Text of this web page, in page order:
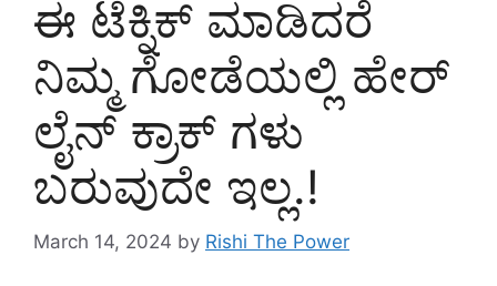
ಈ ಟೆಕ್ನಿಕ್ ಮಾಡಿದರೆ
ನಿಮ್ಮ ಗೋಡೆಯಲ್ಲಿ ಹೇರ್
ಲೈನ್ ಕ್ರಾಕ್ ಗಳು
ಬರುವುದೇ ಇಲ್ಲ.!
March 14, 2024 by Rishi The Power